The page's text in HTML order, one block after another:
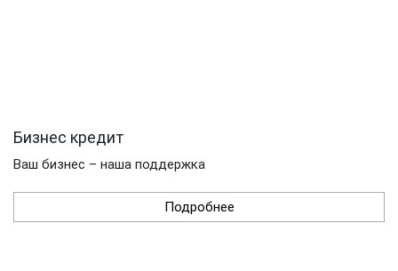
Бизнес кредит
Ваш бизнес – наша поддержка
Подробнее